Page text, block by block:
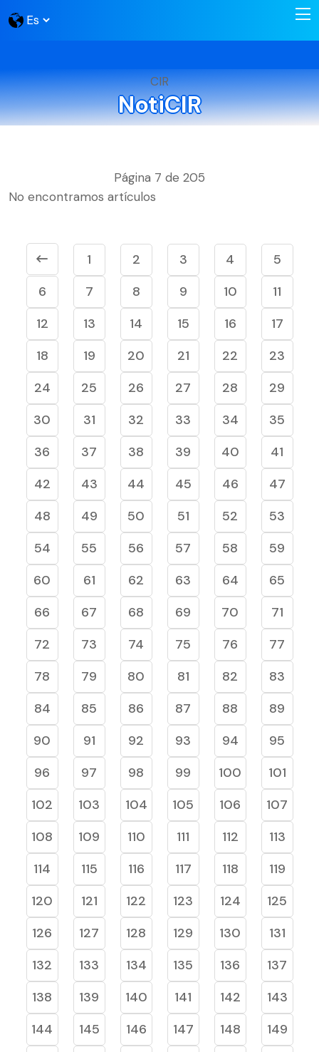
CIR
NotiCIR
Página 7 de 205
No encontramos artículos
1 2 3 4
5
6
7 8 9 10
11
12
13 14 15 16
17
18
19 20 21 22
23
24
25 26 27 28
29
30
31 32 33 34
35
36
37 38 39 40
41
42
43 44 45 46
47
48
49 50 51 52
53
54
55 56 57 58
59
60
61 62 63 64
65
66
67 68 69 70
71
72
73 74 75 76
77
78
79 80 81 82
83
84
85 86 87 88
89
90
91 92 93 94
95
96
97 98 99 100
101
102
103 104 105 106
107
108
109 110 111 112
113
114
115 116 117 118
119
120
121 122 123 124
125
126
127 128 129 130
131
132
133 134 135 136
137
138
139 140 141 142
143
144
145 146 147 148
149